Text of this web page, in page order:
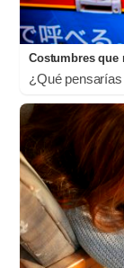
Costumbres que
¿Qué